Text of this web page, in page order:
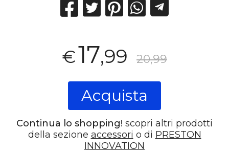
€17,99 20,99
Acquista
Continua lo shopping! scopri altri prodotti
della sezione accessori o di PRESTON
INNOVATION